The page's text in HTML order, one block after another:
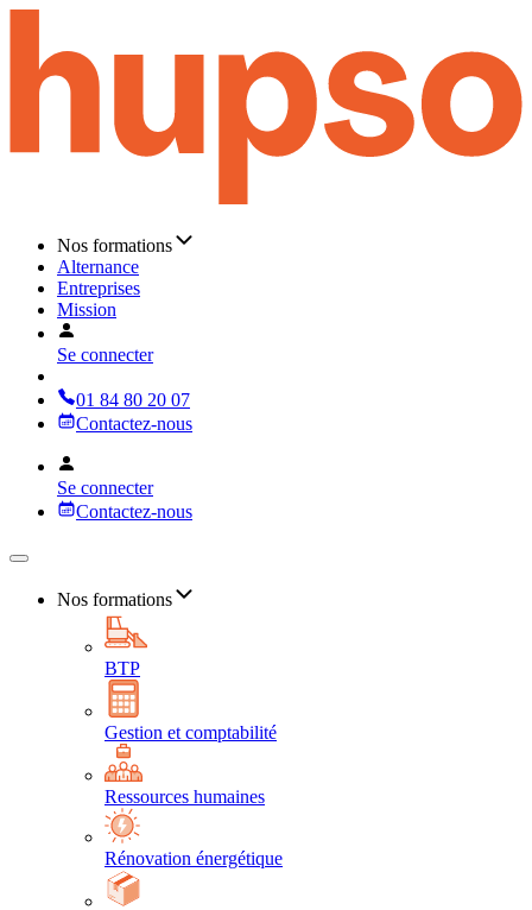
Nos formations
Alternance
Entreprises
Mission
Se connecter
01 84 80 20 07
Contactez-nous
Se connecter
Contactez-nous
Nos formations
BTP
Gestion et comptabilité
Ressources humaines
Rénovation énergétique